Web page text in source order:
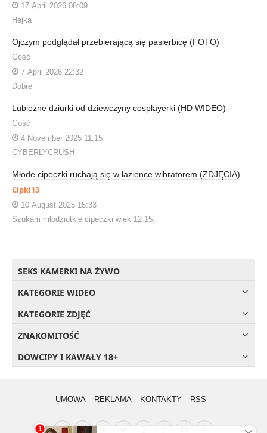
17 April 2026 08:09
Hejka
Ojczym podglądał przebierającą się pasierbicę (FOTO)
Gość
7 April 2026 22:32
Dobre
Lubieżne dziurki od dziewczyny cosplayerki (HD WIDEO)
Gość
4 November 2025 11:15
CYBERLYCRUSH
Młode cipeczki ruchają się w łazience wibratorem (ZDJĘCIA)
Cipki13
10 August 2025 15:33
Szukam młodziutkie cipeczki wiek 12 15.
SEKS KAMERKI NA ŻYWO
KATEGORIE WIDEO
KATEGORIE ZDJĘĆ
ZNAKOMITOŚĆ
DOWCIPY I KAWAŁY 18+
UMOWA REKLAMA KONTAKTY RSS